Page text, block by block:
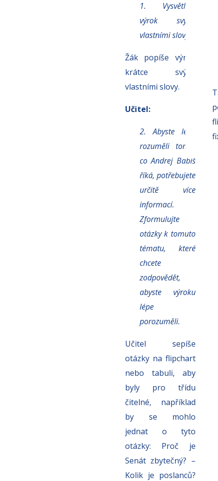
1. Vysvětlete
výrok svými
vlastními slovy.
Žák popíše výrok
krátce svými
vlastními slovy.
Učitel:
2. Abyste lépe
rozuměli tomu,
co Andrej Babiš
říká, potřebujete
určitě více
informací.
Zformulujte
otázky k tomuto
tématu, které
chcete
zodpovědět,
abyste výroku
lépe
porozuměli.
Učitel sepíše
otázky na flipchart
nebo tabuli, aby
byly pro třídu
čitelné, například
by se mohlo
jednat o tyto
otázky: Proč je
Senát zbytečný? –
Kolik je poslanců?